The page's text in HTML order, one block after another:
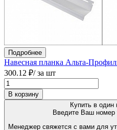
Подробнее
Навесная планка Альта-
300.12 ₽/ за шт
В корзину
Купить в один
Введите Ваш номер
Менеджер свяжется с вами для